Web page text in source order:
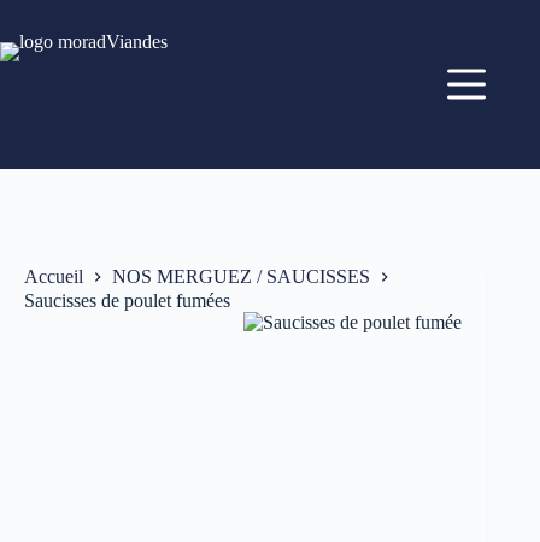
Accueil
NOS MERGUEZ / SAUCISSES
Saucisses de poulet fumées